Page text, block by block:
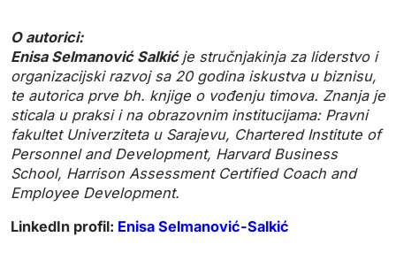
O autorici:
Enisa Selmanović Salkić je stručnjakinja za liderstvo i
organizacijski razvoj sa 20 godina iskustva u biznisu,
te autorica prve bh. knjige o vođenju timova. Znanja je
sticala u praksi i na obrazovnim institucijama: Pravni
fakultet Univerziteta u Sarajevu, Chartered Institute of
Personnel and Development, Harvard Business
School, Harrison Assessment Certified Coach and
Employee Development.
LinkedIn profil: Enisa Selmanović-Salkić